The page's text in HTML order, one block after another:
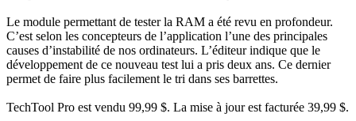
Le module permettant de tester la RAM a été revu en profondeur.
C’est selon les concepteurs de l’application l’une des principales
causes d’instabilité de nos ordinateurs. L’éditeur indique que le
développement de ce nouveau test lui a pris deux ans. Ce dernier
permet de faire plus facilement le tri dans ses barrettes.
TechTool Pro est vendu 99,99 $. La mise à jour est facturée 39,99 $.